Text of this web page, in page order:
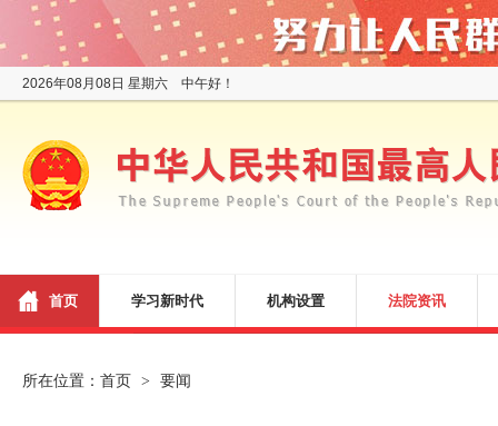
2026年08月08日 星期六 中午好！
首页 学习新时代 机构设置 法院资讯
所在位置： 首页 > 要闻